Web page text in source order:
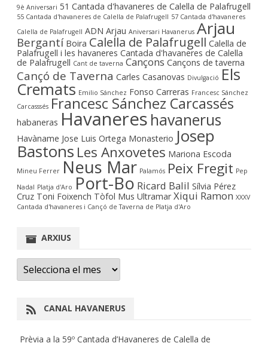
9è Aniversari 51 Cantada d'havaneres de Calella de Palafrugell
55 Cantada d'havaneres de Calella de Palafrugell 57 Cantada d'havaneres
Calella de Palafrugell ADN Arjau Aniversari Havanerus Arjau
Bergantí Boira Calella de Palafrugell Calella de
Palafrugell i les havaneres Cantada d'havaneres de Calella
de Palafrugell Cant de taverna Cançons Cançons de taverna
Cançó de Taverna Carles Casanovas Divulgació Els
Cremats Emilio Sánchez Fonso Carreras Francesc Sánchez
Carcasssés Francesc Sánchez Carcassés
habaneras Havaneres havanerus
Havàname Jose Luis Ortega Monasterio Josep
Bastons Les Anxovetes Mariona Escoda
Mineu Ferrer Neus Mar Palamós Peix Fregit Pep
Nadal Platja d'Aro Port-Bo Ricard Balil Sílvia Pérez
Cruz Toni Foixench Tòfol Mus Ultramar Xiqui Ramon XXXV
Cantada d'havaneres i Cançó de Taverna de Platja d'Aro
ARXIUS
Arxius
CANAL HAVANERUS
Prèvia a la 59º Cantada d’Havaneres de Calella de